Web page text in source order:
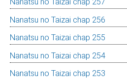
Nanatsu no Taizai chap 256
Nanatsu no Taizai chap 255
Nanatsu no Taizai chap 254
Nanatsu no Taizai chap 253